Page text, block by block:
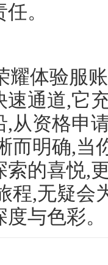
。
耀体验服
通道,它
从资格申
而明确,当
索的喜悦,
程,无疑会
与色彩。